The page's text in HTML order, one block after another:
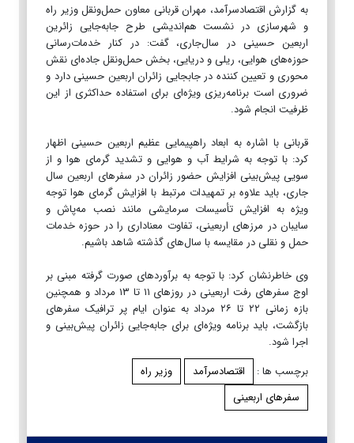
به گزارش اقتصادسرآمد، مهران قربانی معاون حمل‌ونقل وزیر راه
و شهرسازی در نشست هم‌اندیشی طرح جابه‌جایی زائرین
اربعین حسینی در سال‌جاری، گفت: در کنار خدمات‌رسانی
حوزه‌های هوایی، ریلی و دریایی، بخش حمل‌ونقل جاده‌ای نقش
محوری و تعیین کننده در جابجایی زائران اربعین حسینی دارد و
ضروری است برنامه‌ریزی ویژه‌ای برای استفاده حداکثری از این
ظرفیت انجام شود.
قربانی با اشاره به ابعاد راهپیمایی عظیم اربعین حسینی اظهار
کرد: با توجه به شرایط آب و هوایی و تشدید گرمای هوا و از
سویی پیش‌بینی افزایش حضور زائران در سفرهای اربعین سال
جاری، باید علاوه بر تمهیدات مرتبط با افزایش گرمای هوا توجه
ویژه به افزایش تأسیسات سرمایشی مانند نصب مه‌پاش و
سایبان در مرزهای اربعینی، تفاوت معناداری را در حوزه خدمات
حمل و نقلی در مقایسه با سال‌های گذشته شاهد باشیم.
وی خاطرنشان کرد: با توجه به برآوردهای صورت گرفته مبنی بر
اوج سفرهای رفت اربعینی در روزهای ۱۱ تا ۱۳ مرداد و همچنین
بازه زمانی ۲۲ تا ۲۶ مرداد به عنوان ایام پر ترافیک سفرهای
بازگشت، باید برنامه ویژه‌ای برای جابه‌جایی زائران پیش‌بینی و
اجرا شود.
برچسب ها :
اقتصادسرآمد
وزیر راه
سفرهای اربعینی